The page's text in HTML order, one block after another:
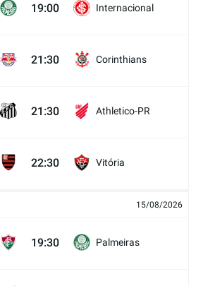
19:00 Internacional
21:30 Corinthians
21:30 Athletico-PR
22:30 Vitória
15/08/2026
19:30 Palmeiras